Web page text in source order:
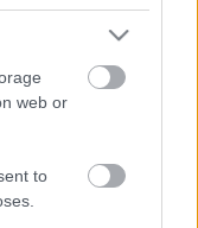
web or
to
elnököt.
teszi a
hogy ez